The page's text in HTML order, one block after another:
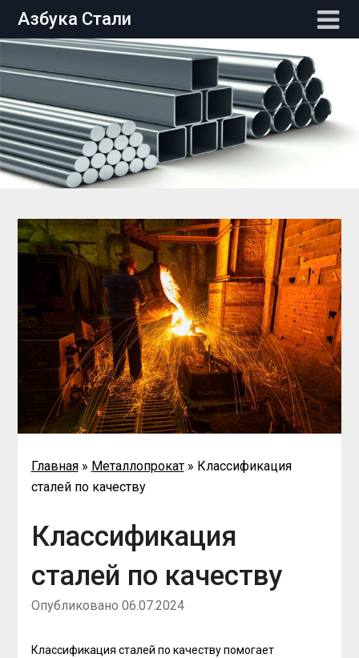
Перейти
содержимому
Азбука Стали
Главная» Металлопрокат» Классификация
сталей по качеству
Классификация
сталей по качеству
Опубликовано 06.07.2024
Классификация сталей по качеству помогает